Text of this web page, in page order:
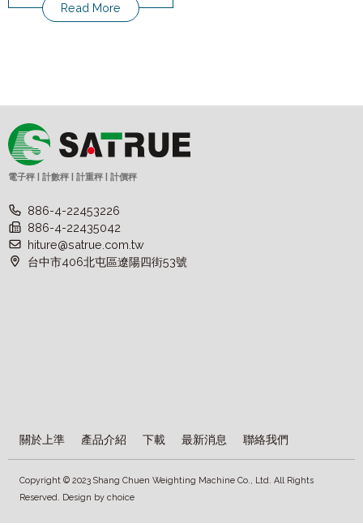
Read More
電子秤 | 計數秤 | 計重秤 | 計價秤
886-4-22453226
886-4-22435042
hiture@satrue.com.tw
台中市406北屯區遼陽四街53號
關於上準 產品介紹 下載 最新消息 聯絡我們
Copyright © 2023 Shang Chuen Weighting Machine Co., Ltd. All Rights
Reserved. Design bychoice